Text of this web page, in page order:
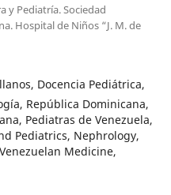
y Pediatría. Sociedad
Hospital de Niños “J. M. de
Docencia Pediátrica,
República Dominicana,
Pediatras de Venezuela,
Pediatrics, Nephrology,
Medicine,